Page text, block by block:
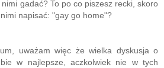
gadać? To po co piszesz recki, skoro
napisać: "gay go home"?
uważam więc że wielka dyskusja o
w najlepsze, aczkolwiek nie w tych